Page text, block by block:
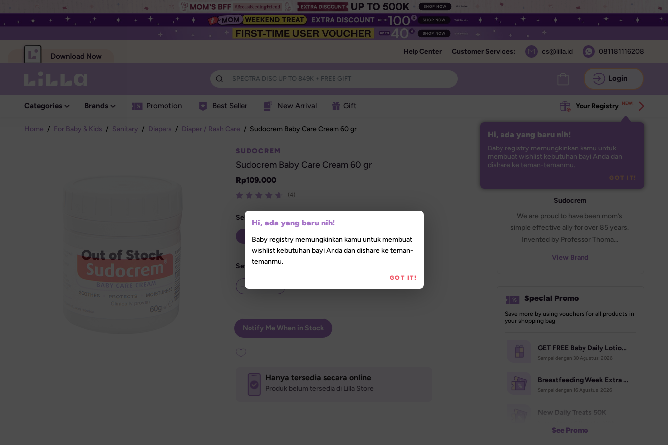
Help Center Customer Services: cs@lilla.id 081181116208
Login
Categories Brands Promotion Best Seller New Arrival Gift Your Registry NEW!
Hi, ada yang baru nih!
Baby registry memungkinkan kamu untuk
membuat wishlist kebutuhan bayi Anda dan
dishare ke teman-temanmu.
GOT IT!
Home / For Baby & Kids / Sanitary / Diapers / Diaper / Rash Care / Sudocrem Baby Care Cream 60 gr
Out of Stock
SUDOCREM
Sudocrem Baby Care Cream 60 gr
Rp109.000
(4)
Select size
60 gr
Set Quantity
Notify Me When in Stock
Hanya tersedia secara online
Produk belum tersedia di Lilla Store
Sudocrem
We are proud to have been mom’s
simple effective ally for over 85 years.
Invented by Professor Thoma...
View Brand
Special Promo
Save more by using vouchers for all products in
your shopping bag
GET FREE Baby Daily Lotion 400ml | Campaign Aug
Sampai dengan 30 Agustus  2026
Breastfeeding Week Extra Voucher (70K)
Sampai dengan 16 Agustus  2026
New Daily Treats 50K
See Promo
Hi, ada yang baru nih!
Baby registry memungkinkan kamu untuk membuat
wishlist kebutuhan bayi Anda dan dishare ke teman-
temanmu.
GOT IT!